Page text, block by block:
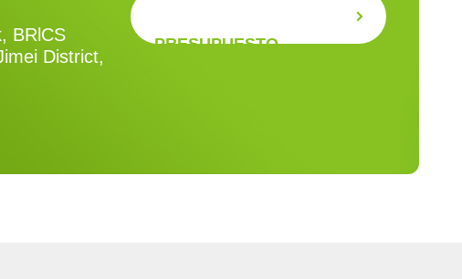
BRlCS
District,
PRESUPUESTO